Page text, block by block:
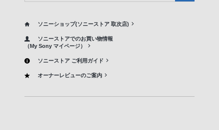
ソニーショップ(ソニーストア 取次店)
ソニーストアでのお買い物情報
（My Sony マイページ）
ソニーストア ご利用ガイド
オーナーレビューのご案内